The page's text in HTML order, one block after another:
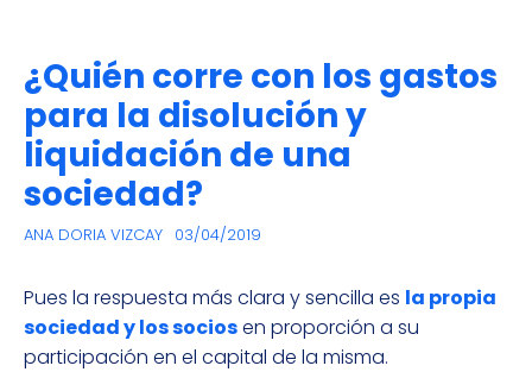
¿Quién corre con los gastos
para la disolución y
liquidación de una
sociedad?
ANA DORIA VIZCAY 03/04/2019
Pues la respuesta más clara y sencilla es la propia
sociedad y los sociosen proporción a su
participación en el capital de la misma.